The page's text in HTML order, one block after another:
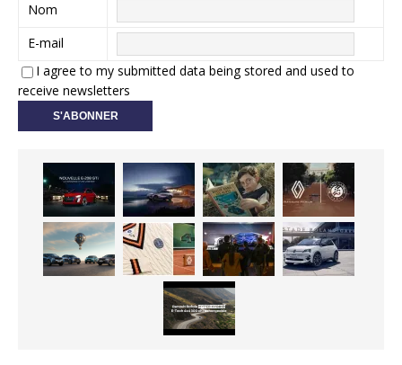
Nom
E-mail
I agree to my submitted data being stored and used to
receive newsletters